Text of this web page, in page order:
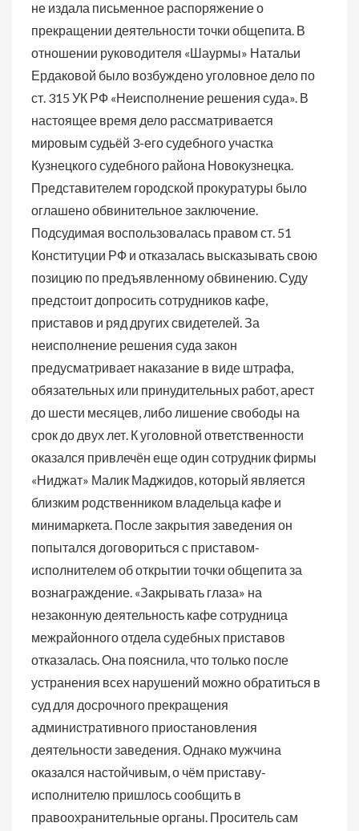
не издала письменное распоряжение о
прекращении деятельности точки общепита. В
отношении руководителя «Шаурмы» Натальи
Ердаковой было возбуждено уголовное дело по
ст. 315 УК РФ «Неисполнение решения суда». В
настоящее время дело рассматривается
мировым судьёй 3-его судебного участка
Кузнецкого судебного района Новокузнецка.
Представителем городской прокуратуры было
оглашено обвинительное заключение.
Подсудимая воспользовалась правом ст. 51
Конституции РФ и отказалась высказывать свою
позицию по предъявленному обвинению. Суду
предстоит допросить сотрудников кафе,
приставов и ряд других свидетелей. За
неисполнение решения суда закон
предусматривает наказание в виде штрафа,
обязательных или принудительных работ, арест
до шести месяцев, либо лишение свободы на
срок до двух лет. К уголовной ответственности
оказался привлечён еще один сотрудник фирмы
«Ниджат» Малик Маджидов, который является
близким родственником владельца кафе и
минимаркета. После закрытия заведения он
попытался договориться с приставом-
исполнителем об открытии точки общепита за
вознаграждение. «Закрывать глаза» на
незаконную деятельность кафе сотрудница
межрайонного отдела судебных приставов
отказалась. Она пояснила, что только после
устранения всех нарушений можно обратиться в
суд для досрочного прекращения
административного приостановления
деятельности заведения. Однако мужчина
оказался настойчивым, о чём приставу-
исполнителю пришлось сообщить в
правоохранительные органы. Проситель сам